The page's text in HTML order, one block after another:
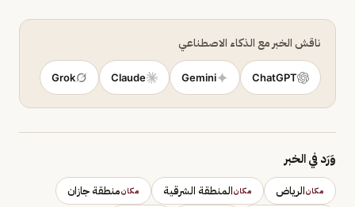
ناقش الخبر مع الذكاء الاصطناعي
ChatGPT
Gemini
Claude
Grok
وَرَد في الخبر
مكانالرياض مكانالمنطقة الشرقية مكانمنطقة جازان